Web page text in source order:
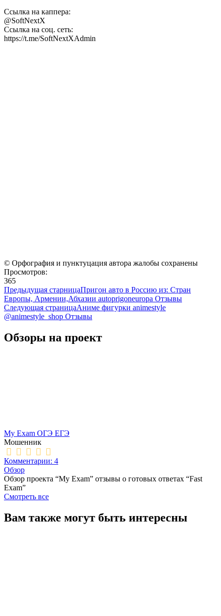
Ссылка на каппера:
@SoftNextX
Ссылка на соц. сеть:
https://t.me/SoftNextXAdmin
© Орфография и пунктуцация автора жалобы сохранены
Просмотров:
365
Предыдущая старницаПригон авто в Россию из: Стран
Европы, Армении,Абхазии autoprigoneuropa Отзывы
Следующая страницаАниме фигурки animestyle
@animestyle_shop Отзывы
Обзоры на проект
My Exam ОГЭ ЕГЭ
Мошенник
Комментарии: 4
Обзор
Обзор проекта “My Exam” отзывы о готовых ответах “Fast
Exam”
Смотреть все
Вам также могут быть интересны